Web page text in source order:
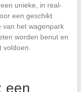
unieke, in real-
een geschikt
van het wagenpark
worden benut en
een